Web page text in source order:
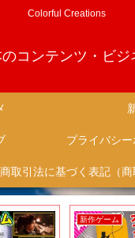
Colorful Creations
のコンテンツ・ビジ
新作ゲーム